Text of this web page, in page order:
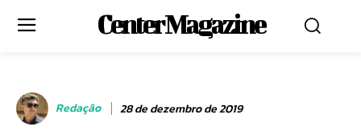
Center Magazine
Redação 28 de dezembro de 2019